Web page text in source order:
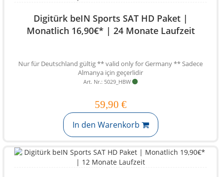
Digitürk beIN Sports SAT HD Paket |
Monatlich 16,90€* | 24 Monate Laufzeit
Nur für Deutschland gültig ** valid only for Germany ** Sadece
Almanya için geçerlidir
Art. Nr.: 5029_HBW
59,90 €
In den Warenkorb